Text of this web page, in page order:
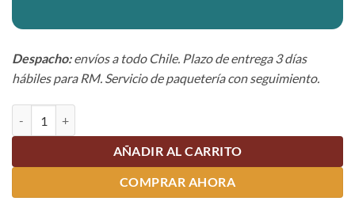
Despacho:envíos a todo Chile. Plazo de entrega 3 días
hábiles para RM. Servicio de paquetería con seguimiento.
AÑADIR AL CARRITO
COMPRAR AHORA